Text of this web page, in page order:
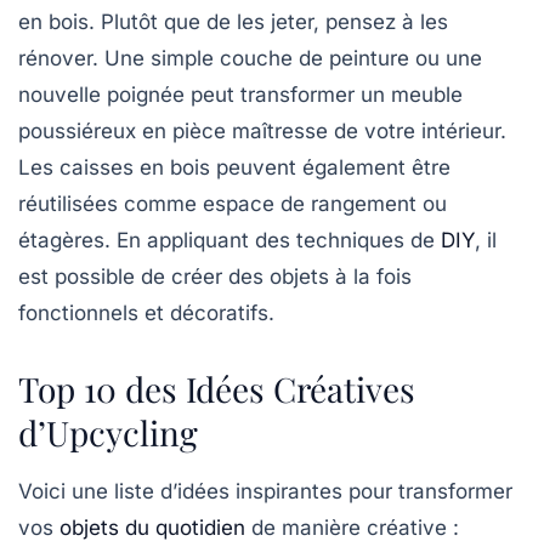
en bois. Plutôt que de les jeter, pensez à les
rénover. Une simple couche de peinture ou une
nouvelle poignée peut transformer un meuble
poussiéreux en pièce maîtresse de votre intérieur.
Les caisses en bois peuvent également être
réutilisées comme espace de rangement ou
étagères. En appliquant des techniques de DIY, il
est possible de créer des objets à la fois
fonctionnels et décoratifs.
Top 10 des Idées Créatives
d’Upcycling
Voici une liste d’idées inspirantes pour transformer
vos objets du quotidien de manière créative :